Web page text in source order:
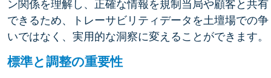
ン関係を理解し、正確な情報を規制当局や顧客と共有
できるため、トレーサビリティデータを土壇場での争
いではなく、実用的な洞察に変えることができます。
標準と調整の重要性